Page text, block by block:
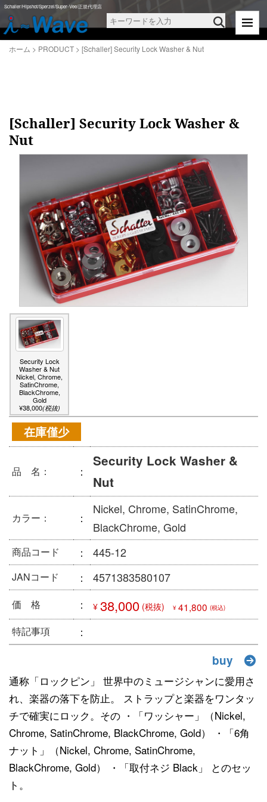
Schaller/Hipshot/Sperzel/Super-Vee/正規代理店
ホーム>PRODUCT>[Schaller] Security Lock Washer & Nut
ホーム > PRODUCT > [Schaller] Security Lock Washer & Nut
[Schaller] Security Lock Washer &
Nut
Security Lock
Washer & Nut
Nickel, Chrome,
SatinChrome,
BlackChrome,
Gold
¥38,000(税抜)
在庫僅少
品 名： ：
Security Lock Washer &
Nut
カラー： ：
Nickel, Chrome, SatinChrome,
BlackChrome, Gold
商品コード ： 445-12
JANコード ： 4571383580107
価 格 ： ¥ 38,000 (税抜) ¥ 41,800 (税込)
特記事項 ：
buy
通称「ロックピン」 世界中のミュージシャンに愛用さ
れ、楽器の落下を防止。 ストラップと楽器をワンタッ
チで確実にロック。その ・「ワッシャー」（Nickel,
Chrome, SatinChrome, BlackChrome, Gold） ・「6角
ナット」（Nickel, Chrome, SatinChrome,
BlackChrome, Gold） ・「取付ネジ Black」 とのセッ
ト。